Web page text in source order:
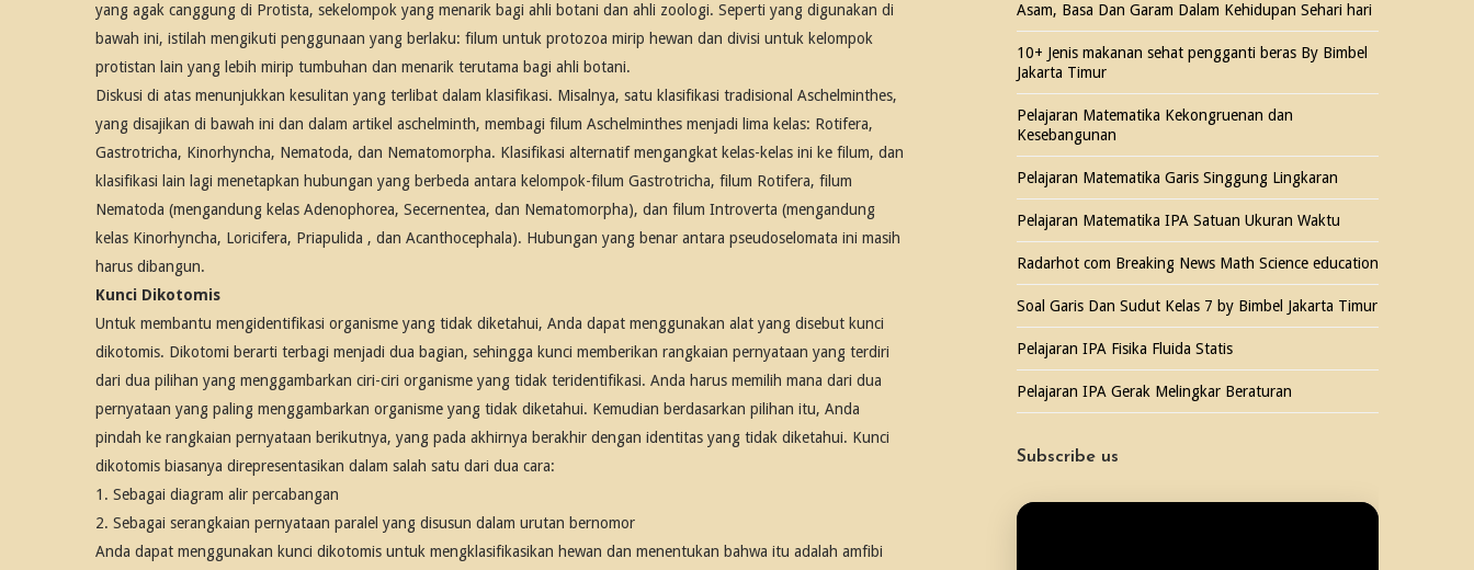
yang agak canggung di Protista, sekelompok yang menarik bagi ahli botani dan ahli zoologi. Seperti yang digunakan di
bawah ini, istilah mengikuti penggunaan yang berlaku: filum untuk protozoa mirip hewan dan divisi untuk kelompok
protistan lain yang lebih mirip tumbuhan dan menarik terutama bagi ahli botani.
Diskusi di atas menunjukkan kesulitan yang terlibat dalam klasifikasi. Misalnya, satu klasifikasi tradisional Aschelminthes,
yang disajikan di bawah ini dan dalam artikel aschelminth, membagi filum Aschelminthes menjadi lima kelas: Rotifera,
Gastrotricha, Kinorhyncha, Nematoda, dan Nematomorpha. Klasifikasi alternatif mengangkat kelas-kelas ini ke filum, dan
klasifikasi lain lagi menetapkan hubungan yang berbeda antara kelompok-filum Gastrotricha, filum Rotifera, filum
Nematoda (mengandung kelas Adenophorea, Secernentea, dan Nematomorpha), dan filum Introverta (mengandung
kelas Kinorhyncha, Loricifera, Priapulida , dan Acanthocephala). Hubungan yang benar antara pseudoselomata ini masih
harus dibangun.
Kunci Dikotomis
Untuk membantu mengidentifikasi organisme yang tidak diketahui, Anda dapat menggunakan alat yang disebut kunci
dikotomis. Dikotomi berarti terbagi menjadi dua bagian, sehingga kunci memberikan rangkaian pernyataan yang terdiri
dari dua pilihan yang menggambarkan ciri-ciri organisme yang tidak teridentifikasi. Anda harus memilih mana dari dua
pernyataan yang paling menggambarkan organisme yang tidak diketahui. Kemudian berdasarkan pilihan itu, Anda
pindah ke rangkaian pernyataan berikutnya, yang pada akhirnya berakhir dengan identitas yang tidak diketahui. Kunci
dikotomis biasanya direpresentasikan dalam salah satu dari dua cara:
1. Sebagai diagram alir percabangan
2. Sebagai serangkaian pernyataan paralel yang disusun dalam urutan bernomor
Anda dapat menggunakan kunci dikotomis untuk mengklasifikasikan hewan dan menentukan bahwa itu adalah amfibi
Asam, Basa Dan Garam Dalam Kehidupan Sehari hari
10+ Jenis makanan sehat pengganti beras By Bimbel
Jakarta Timur
Pelajaran Matematika Kekongruenan dan
Kesebangunan
Pelajaran Matematika Garis Singgung Lingkaran
Pelajaran Matematika IPA Satuan Ukuran Waktu
Radarhot com Breaking News Math Science education
Soal Garis Dan Sudut Kelas 7 by Bimbel Jakarta Timur
Pelajaran IPA Fisika Fluida Statis
Pelajaran IPA Gerak Melingkar Beraturan
Subscribe us